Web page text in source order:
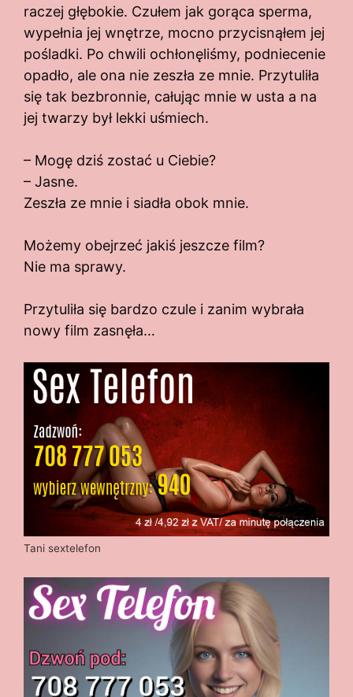
raczej głębokie. Czułem jak gorąca sperma,
wypełnia jej wnętrze, mocno przycisnąłem jej
pośladki. Po chwili ochłonęliśmy, podniecenie
opadło, ale ona nie zeszła ze mnie. Przytuliła
się tak bezbronnie, całując mnie w usta a na
jej twarzy był lekki uśmiech.
– Mogę dziś zostać u Ciebie?
– Jasne.
Zeszła ze mnie i siadła obok mnie.
Możemy obejrzeć jakiś jeszcze film?
Nie ma sprawy.
Przytuliła się bardzo czule i zanim wybrała
nowy film zasnęła…
Tani sextelefon